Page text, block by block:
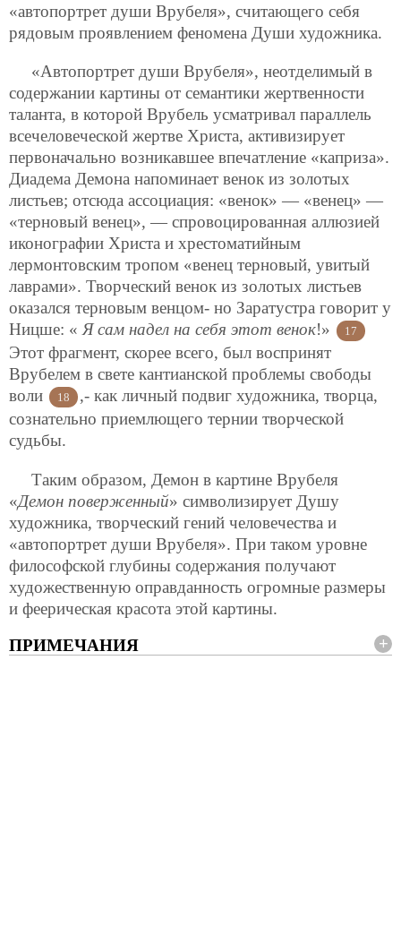
«автопортрет души Врубеля», считающего себя
рядовым проявлением феномена Души художника.
«Автопортрет души Врубеля», неотделимый в
содержании картины от семантики жертвенности
таланта, в которой Врубель усматривал параллель
всечеловеческой жертве Христа, активизирует
первоначально возникавшее впечатление «каприза».
Диадема Демона напоминает венок из золотых
листьев; отсюда ассоциация: «венок» — «венец» —
«терновый венец», — спровоцированная аллюзией
иконографии Христа и хрестоматийным
лермонтовским тропом «венец терновый, увитый
лаврами». Творческий венок из золотых листьев
оказался терновым венцом- но Заратустра говорит у
Ницше: «Я сам надел на себя этот венок!» 17
Этот фрагмент, скорее всего, был воспринят
Врубелем в свете кантианской проблемы свободы
воли
18
,- как личный подвиг художника, творца,
сознательно приемлющего тернии творческой
судьбы.
Таким образом, Демон в картине Врубеля
«Демон поверженный» символизирует Душу
художника, творческий гений человечества и
«автопортрет души Врубеля». При таком уровне
философской глубины содержания получают
художественную оправданность огромные размеры
и феерическая красота этой картины.
ПРИМЕЧАНИЯ